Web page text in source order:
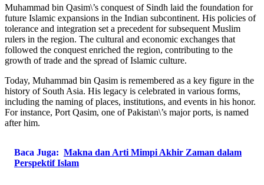
Muhammad bin Qasim\’s conquest of Sindh laid the foundation for
future Islamic expansions in the Indian subcontinent. His policies of
tolerance and integration set a precedent for subsequent Muslim
rulers in the region. The cultural and economic exchanges that
followed the conquest enriched the region, contributing to the
growth of trade and the spread of Islamic culture.
Today, Muhammad bin Qasim is remembered as a key figure in the
history of South Asia. His legacy is celebrated in various forms,
including the naming of places, institutions, and events in his honor.
For instance, Port Qasim, one of Pakistan\’s major ports, is named
after him.
Baca Juga: Makna dan Arti Mimpi Akhir Zaman dalam
Perspektif Islam